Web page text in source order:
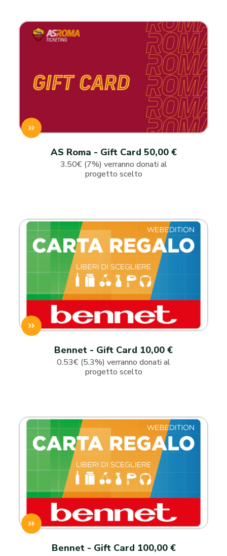
AS Roma - Gift Card 50,00 €
3.50€ (7%) verranno donati al
progetto scelto
Bennet - Gift Card 10,00 €
0.53€ (5.3%) verranno donati al
progetto scelto
Bennet - Gift Card 100,00 €